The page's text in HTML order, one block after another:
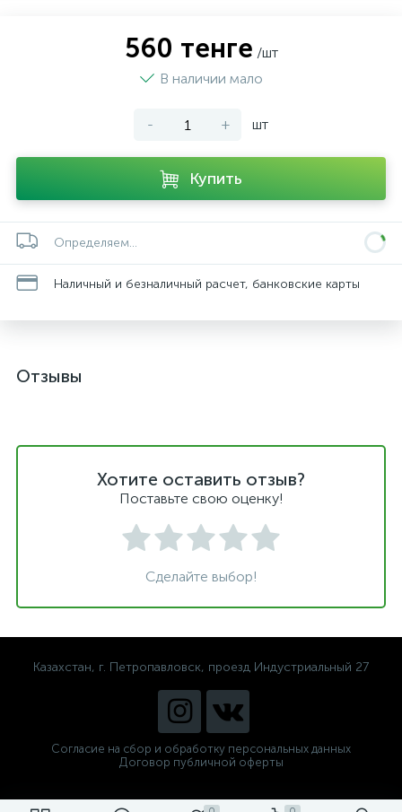
560 тенге /шт
В наличии мало
- + шт
Купить
Определяем...
Наличный и безналичный расчет, банковские карты
Отзывы
Хотите оставить отзыв?
Поставьте свою оценку!
Сделайте выбор!
Казахстан, г. Петропавловск, проезд Индустриальный 27
Согласие на сбор и обработку персональных данных
Договор публичной оферты